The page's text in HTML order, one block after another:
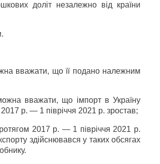
доліт незалежно від країни
вважати, що її подано належним
вважати, що імпорт в Україну
р. — 1 півріччя 2021 р. зростав;
2017 р. — 1 півріччя 2021 р.
здійснювався у таких обсягах